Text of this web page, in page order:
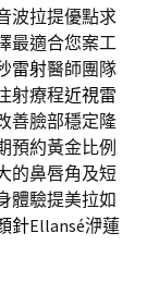
波拉提優點求
最適合您案工
雷射醫師團隊
射療程近視雷
善臉部穩定隆
預約黃金比例
的鼻唇角及短
體驗提美拉如
針Ellansé洢蓮